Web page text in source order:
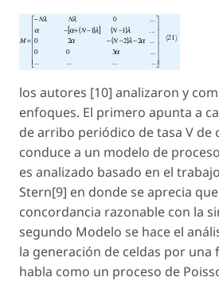
los autores [10] analizaron y
enfoques. El primero apunta a
de arribo periódico de tasa V de
conduce a un modelo de
es analizado basado en el
Stern[9] en donde se aprecia
concordancia razonable con la
segundo Modelo se hace el
la generación de celdas por una
habla como un proceso de